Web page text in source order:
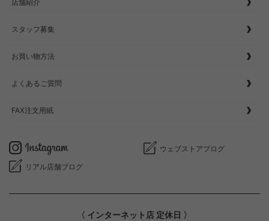
店舗紹介
スタッフ募集
お買い物方法
よくあるご質問
FAX注文用紙
ウェブストアブログ
リアル店舗ブログ
〈 インターネット店 定休日 〉